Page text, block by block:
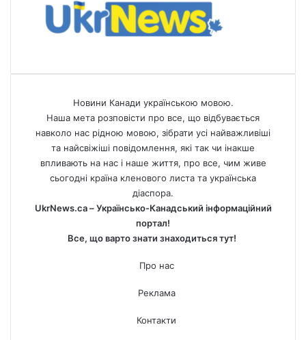
Новини Канади українською мовою.
Наша мета розповісти про все, що відбувається
навколо нас рідною мовою, зібрати усі найважливіші
та найсвіжіші повідомлення, які так чи інакше
впливають на нас і наше життя, про все, чим живе
сьогодні країна кленового листа та українська
діаспора.
UkrNews.ca – Українсько-Канадський інформаційний
портал!
Все, що варто знати знаходиться тут!
Про нас
Реклама
Контакти